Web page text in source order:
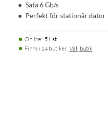
Sata 6 Gb/s
Perfekt för stationär dator
Online: 5+ st
Finns i 14 butiker. Välj butik